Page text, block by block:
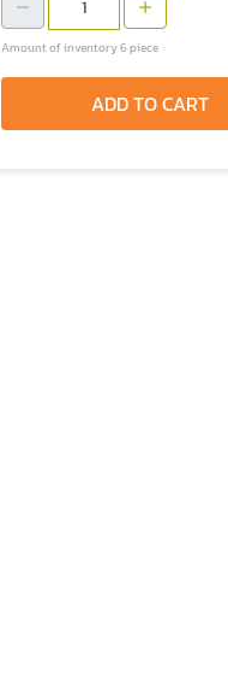
Amount of inventory 6 piece
ADD TO CART